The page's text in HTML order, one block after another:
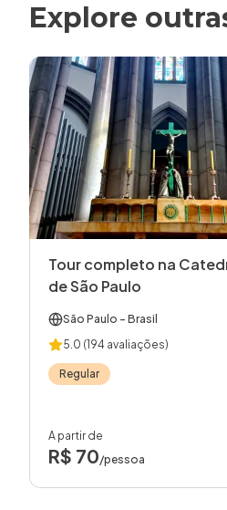
Explore
Tour completo na
de São Paulo
São Paulo - Brasil
5.0 (194 avaliações)
Regular
A partir de
R$ 70/pessoa